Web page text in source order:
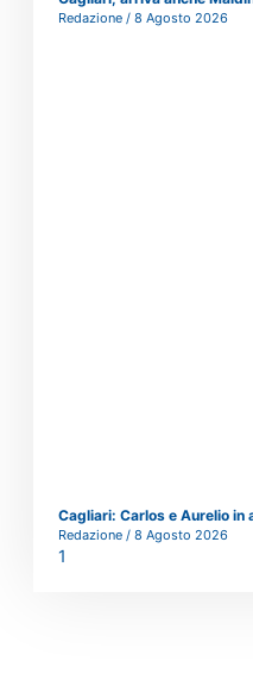
Redazione 8 Agosto 2026
Cagliari: Carlos e Aurelio in
Redazione 8 Agosto 2026